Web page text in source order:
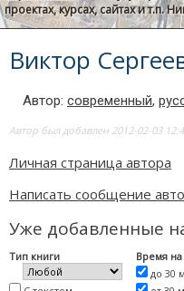
проектах, курсах, сайтах и т.п.
Виктор
Автор: современный,
Автор был добавлен 2012-02-03
Личная страница автора
Написать сообщение
Уже добавленные
Тип книги
Время
до 30